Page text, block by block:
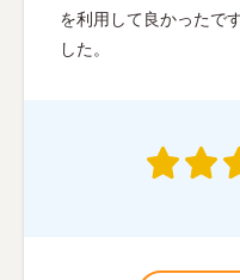
を利用して良かったで
した。